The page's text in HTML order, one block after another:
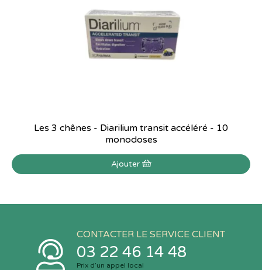
Les 3 chênes - Diarilium transit accéléré - 10
monodoses
Ajouter
CONTACTER LE SERVICE CLIENT
03 22 46 14 48
Prix d’un appel local